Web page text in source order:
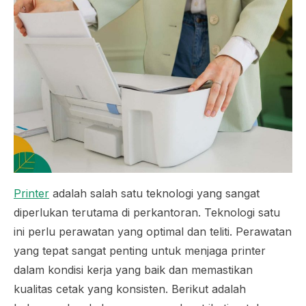
Printer adalah salah satu teknologi yang sangat
diperlukan terutama di perkantoran. Teknologi satu
ini perlu perawatan yang optimal dan teliti. Perawatan
yang tepat sangat penting untuk menjaga printer
dalam kondisi kerja yang baik dan memastikan
kualitas cetak yang konsisten. Berikut adalah